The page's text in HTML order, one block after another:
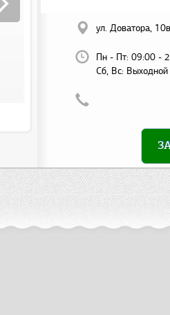
ул. Доватора, 10в
Пн - Пт: 09:00 -
Сб, Вс: Выходной